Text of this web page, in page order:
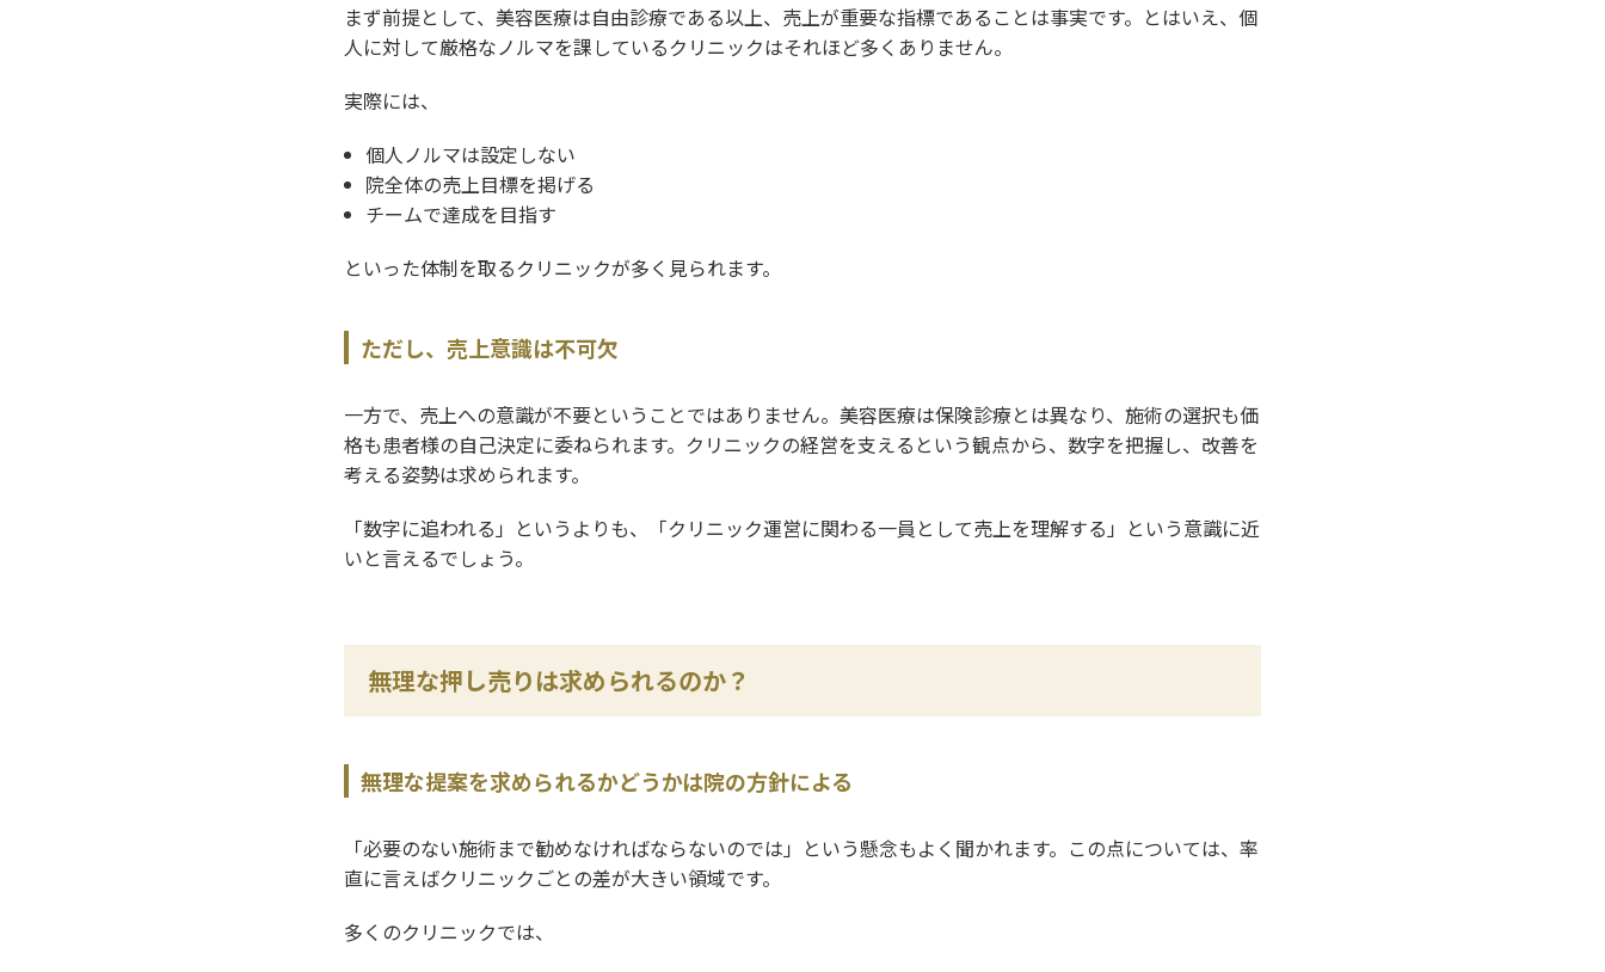
まず前提として、美容医療は自由診療である以上、売上が重要な指標であることは事実です。とはいえ、個
人に対して厳格なノルマを課しているクリニックはそれほど多くありません。
実際には、
個人ノルマは設定しない
院全体の売上目標を掲げる
チームで達成を目指す
といった体制を取るクリニックが多く見られます。
ただし、売上意識は不可欠
一方で、売上への意識が不要ということではありません。美容医療は保険診療とは異なり、施術の選択も価
格も患者様の自己決定に委ねられます。クリニックの経営を支えるという観点から、数字を把握し、改善を
考える姿勢は求められます。
「数字に追われる」というよりも、「クリニック運営に関わる一員として売上を理解する」という意識に近
いと言えるでしょう。
無理な押し売りは求められるのか？
無理な提案を求められるかどうかは院の方針による
「必要のない施術まで勧めなければならないのでは」という懸念もよく聞かれます。この点については、率
直に言えばクリニックごとの差が大きい領域です。
多くのクリニックでは、